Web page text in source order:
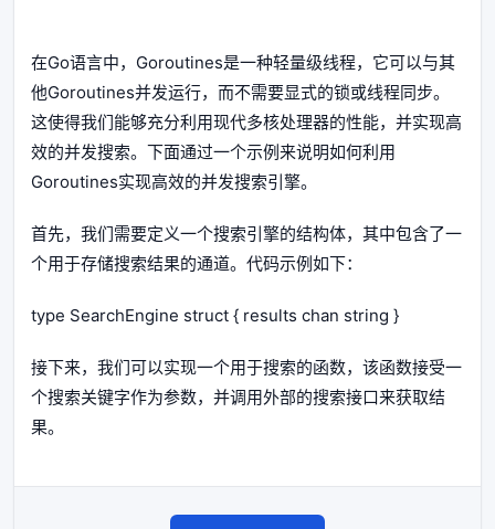
在Go语言中，Goroutines是一种轻量级线程，它可以与其
他Goroutines并发运行，而不需要显式的锁或线程同步。
这使得我们能够充分利用现代多核处理器的性能，并实现高
效的并发搜索。下面通过一个示例来说明如何利用
Goroutines实现高效的并发搜索引擎。
首先，我们需要定义一个搜索引擎的结构体，其中包含了一
个用于存储搜索结果的通道。代码示例如下：
type SearchEngine struct { results chan string }
接下来，我们可以实现一个用于搜索的函数，该函数接受一
个搜索关键字作为参数，并调用外部的搜索接口来获取结
果。